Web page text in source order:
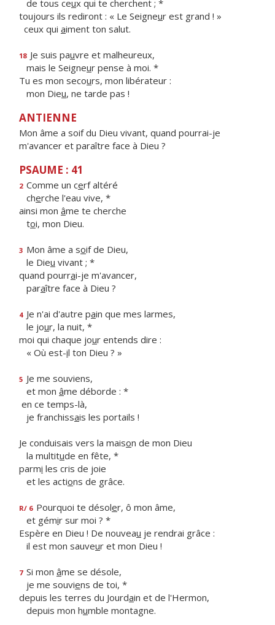
de tous ceux qui te cherchent ; *
toujours ils rediront : « Le Seigneur est grand ! »
ceux qui aiment ton salut.
18 Je suis pauvre et malheureux,
mais le Seigneur pense à moi. *
Tu es mon secours, mon libérateur :
mon Dieu, ne tarde pas !
ANTIENNE
Mon âme a soif du Dieu vivant, quand pourrai-je
m'avancer et paraître face à Dieu ?
PSAUME : 41
2 Comme un cerf altéré
cherche l'eau vive, *
ainsi mon âme te cherche
toi, mon Dieu.
3 Mon âme a soif de Dieu,
le Dieu vivant ; *
quand pourrai-je m'avancer,
paraître face à Dieu ?
4 Je n'ai d'autre pain que mes larmes,
le jour, la nuit, *
moi qui chaque jour entends dire :
« Où est-il ton Dieu ? »
5 Je me souviens,
et mon âme déborde : *
en ce temps-là,
je franchissais les portails !
Je conduisais vers la maison de mon Dieu
la multitude en fête, *
parmi les cris de joie
et les actions de grâce.
R/ 6 Pourquoi te désoler, ô mon âme,
et gémir sur moi ? *
Espère en Dieu ! De nouveau je rendrai grâce :
il est mon sauveur et mon Dieu !
7 Si mon âme se désole,
je me souviens de toi, *
depuis les terres du Jourdain et de l'Hermon,
depuis mon humble montagne.